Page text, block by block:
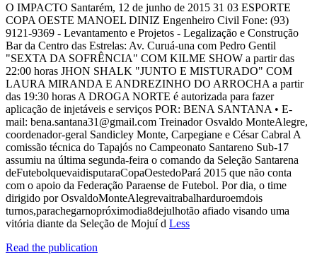
O IMPACTO Santarém, 12 de junho de 2015 31 03 ESPORTE
COPA OESTE MANOEL DINIZ Engenheiro Civil Fone: (93)
9121-9369 - Levantamento e Projetos - Legalização e Construção
Bar da Centro das Estrelas: Av. Curuá-una com Pedro Gentil
"SEXTA DA SOFRÊNCIA" COM KILME SHOW a partir das
22:00 horas JHON SHALK "JUNTO E MISTURADO" COM
LAURA MIRANDA E ANDREZINHO DO ARROCHA a partir
das 19:30 horas A DROGA NORTE é autorizada para fazer
aplicação de injetáveis e serviços POR: BENA SANTANA • E-
mail: bena.santana31@gmail.com Treinador Osvaldo MonteAlegre,
coordenador-geral Sandicley Monte, Carpegiane e César Cabral A
comissão técnica do Tapajós no Campeonato Santareno Sub-17
assumiu na última segunda-feira o comando da Seleção Santarena
deFutebolquevaidisputaraCopaOestedoPará 2015 que não conta
com o apoio da Federação Paraense de Futebol. Por dia, o time
dirigido por OsvaldoMonteAlegrevaitrabalharduroemdois
turnos,parachegarnopróximodia8dejulhotão afiado visando uma
vitória diante da Seleção de Mojuí d Less
Read the publication